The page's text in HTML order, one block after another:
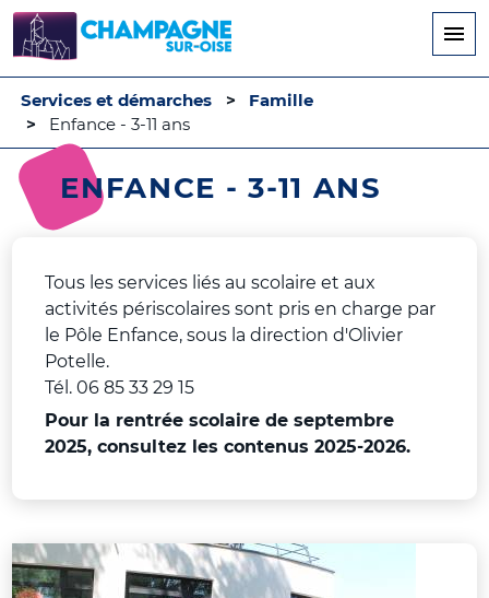
principal
Services et démarches
Famille
Enfance - 3-11 ans
ENFANCE - 3-11 ANS
Tous les services liés au scolaire et aux
activités périscolaires sont pris en charge par
le Pôle Enfance, sous la direction d'Olivier
Potelle.
Tél. 06 85 33 29 15
Pour la rentrée scolaire de septembre
2025, consultez les contenus 2025-2026.